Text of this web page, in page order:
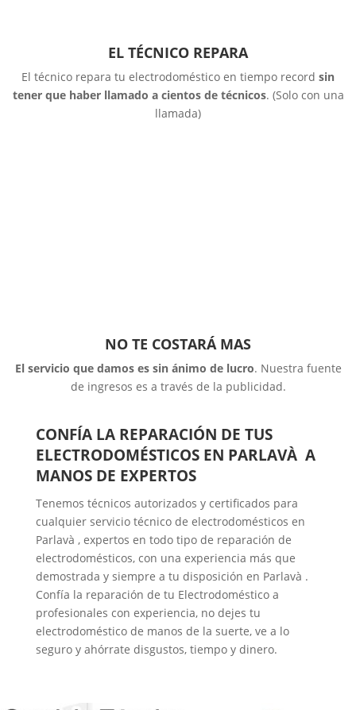
EL TÉCNICO REPARA
El técnico repara tu electrodoméstico en tiempo record sin
tener que haber llamado a cientos de técnicos. (Solo con una
llamada)
NO TE COSTARÁ MAS
El servicio que damos es sin ánimo de lucro. Nuestra fuente
de ingresos es a través de la publicidad.
CONFÍA LA REPARACIÓN DE TUS
ELECTRODOMÉSTICOS EN PARLAVÀ A
MANOS DE EXPERTOS
Tenemos técnicos autorizados y certificados para
cualquier servicio técnico de electrodomésticos en
Parlavà , expertos en todo tipo de reparación de
electrodomésticos, con una experiencia más que
demostrada y siempre a tu disposición en Parlavà .
Confía la reparación de tu Electrodoméstico a
profesionales con experiencia, no dejes tu
electrodoméstico de manos de la suerte, ve a lo
seguro y ahórrate disgustos, tiempo y dinero.